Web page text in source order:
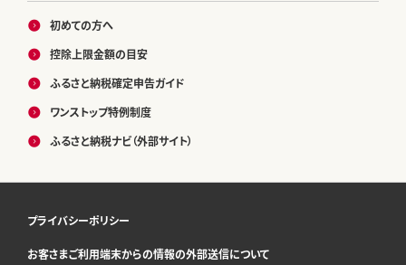
初めての方へ
控除上限金額の目安
ふるさと納税確定申告ガイド
ワンストップ特例制度
ふるさと納税ナビ（外部サイト）
プライバシーポリシー
お客さまご利用端末からの情報の外部送信について